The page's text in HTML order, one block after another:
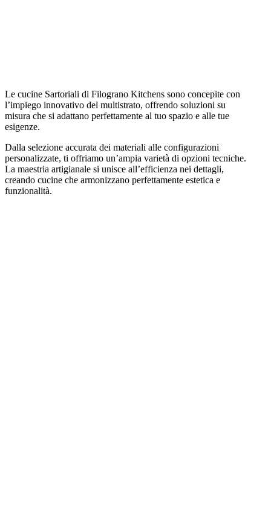
Le cucine Sartoriali di Filograno Kitchens sono concepite con
l’impiego innovativo del multistrato, offrendo soluzioni su
misura che si adattano perfettamente al tuo spazio e alle tue
esigenze.
Dalla selezione accurata dei materiali alle configurazioni
personalizzate, ti offriamo un’ampia varietà di opzioni tecniche.
La maestria artigianale si unisce all’efficienza nei dettagli,
creando cucine che armonizzano perfettamente estetica e
funzionalità.